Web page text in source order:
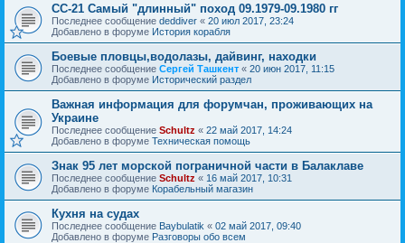
СС-21 Самый "длинный" поход 09.1979-09.1980 гг
Последнее сообщение deddiver « 20 июл 2017, 23:24
Добавлено в форуме История корабля
Боевые пловцы,водолазы, дайвинг, находки
Последнее сообщение Сергей Ташкент « 20 июн 2017, 11:15
Добавлено в форуме Исторический раздел
Важная информация для форумчан, проживающих на
Украине
Последнее сообщение Schultz « 22 май 2017, 14:24
Добавлено в форуме Техническая помощь
Знак 95 лет морской пограничной части в Балаклаве
Последнее сообщение Schultz « 16 май 2017, 10:31
Добавлено в форуме Корабельный магазин
Кухня на судах
Последнее сообщение Baybulatik « 02 май 2017, 09:40
Добавлено в форуме Разговоры обо всем